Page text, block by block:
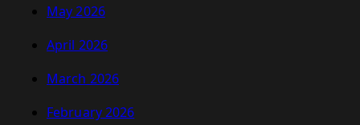
May 2026
April 2026
March 2026
February 2026